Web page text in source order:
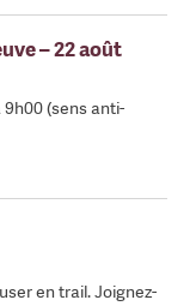
– 22 août
(sens anti-
en trail. Joignez-